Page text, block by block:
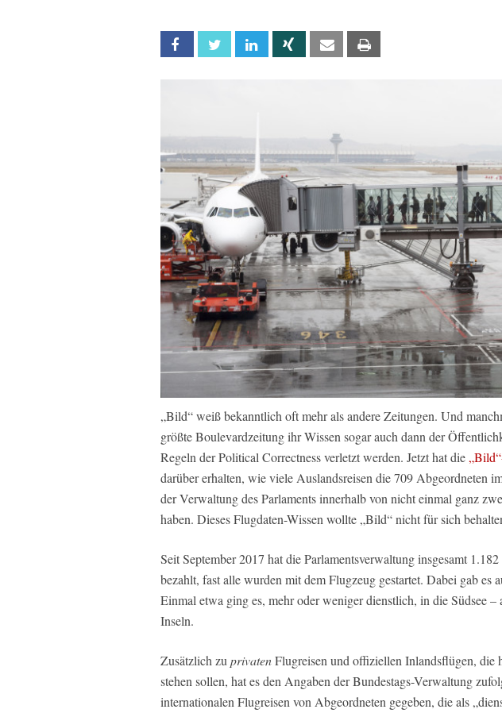
Facebook Twitter Linkedin Xing Email
„Bild“ weiß bekanntlich oft mehr als andere Zeitungen. Und
größte Boulevardzeitung ihr Wissen sogar auch dann der
Regeln der Political Correctness verletzt werden. Jetzt hat die
darüber erhalten, wie viele Auslandsreisen die 709 Abgeordneten
der Verwaltung des Parlaments innerhalb von nicht einmal ganz
haben. Dieses Flugdaten-Wissen wollte „Bild“ nicht für sich
Seit September 2017 hat die Parlamentsverwaltung insgesamt
bezahlt, fast alle wurden mit dem Flugzeug gestartet. Dabei gab es
Einmal etwa ging es, mehr oder weniger dienstlich, in die Südsee
Inseln.
Zusätzlich zu privatenFlugreisen und offiziellen Inlandsflügen, die
stehen sollen, hat es den Angaben der Bundestags-Verwaltung
internationalen Flugreisen von Abgeordneten gegeben, die als